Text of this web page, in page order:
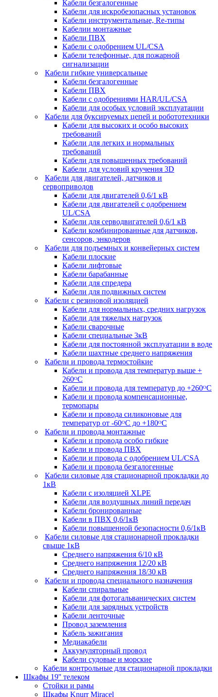
Кабели безгалогенные
Кабели для искробезопасных установок
Кабели инструментальные, Re-типы
Кабелии монтажные
Кабели ПВХ
Кабели с одобрением UL/CSA
Кабели телефонные, для пожарной
сигнализации
Кабели гибкие универсальные
Кабели безгалогенные
Кабели ПВХ
Кабели с одобрениями HAR/UL/CSA
Кабели для особых условий эксплуатации
Кабели для буксируемых цепей и робототехники
Кабели для высоких и особо высоких
требований
Кабели для легких и нормальных
требований
Кабели для повышенных требований
Кабели для условий кручения 3D
Кабели для двигателей, датчиков и
сервоприводов
Кабели для двигателей 0,6/1 кВ
Кабели для двигателей с одобрением
UL/CSA
Кабели для серводвигателей 0,6/1 кВ
Кабели комбинированные для датчиков,
cенсоров, энкодеров
Кабели для подъемных и конвейерных систем
Кабели плоские
Кабели лифтовые
Кабели барабанные
Кабели для спредера
Кабели для подвижных систем
Кабели с резиновой изоляцией
Кабели для нормальных, средних нагрузок
Кабели для тяжелых нагрузок
Кабели сварочные
Кабели специальные 3кВ
Кабели для постоянной эксплуатации в воде
Кабели шахтные среднего напряжения
Кабели и провода термостойкие
Кабели и провода для температур выше +
260ᴼС
Кабели и провода для температур до +260ᴼС
Кабели и провода компенсационные,
термопары
Кабели и провода силиконовые для
температур от -60ᴼC до +180ᴼС
Кабели и провода монтажные
Кабели и провода особо гибкие
Кабели и провода ПВХ
Кабели и провода с одобрением UL/CSA
Кабели и провода безгалогенные
Кабели силовые для стационарной прокладки до
1кВ
Кабели c изоляцией XLPE
Кабели для воздушных линий передач
Кабели бронированные
Кабели в ПВХ 0,6/1кВ
Кабели повышенной безопасности 0,6/1кВ
Кабели силовые для стационарной прокладки
свыше 1кВ
Среднего напряжения 6/10 кВ
Среднего напряжения 12/20 кВ
Среднего напряжения 18/30 кВ
Кабели и провода специального назначения
Кабели спиральные
Кабели для фотогальванических систем
Кабели для зарядных устройств
Кабели ленточные
Провод заземления
Кабель зажигания
Медиакабели
Аккумуляторный провод
Кабели судовые и морские
Кабели контрольные для стационарной прокладки
Шкафы 19'' телеком
Стойки и рамы
Шкафы Knurr Miracel